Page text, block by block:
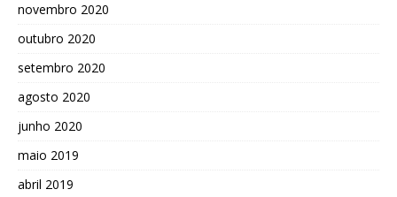
novembro 2020
outubro 2020
setembro 2020
agosto 2020
junho 2020
maio 2019
abril 2019